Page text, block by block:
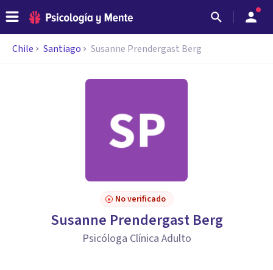
Chile Santiago Susanne Prendergast Berg
No verificado
Susanne Prendergast Berg
Psicóloga Clínica Adulto